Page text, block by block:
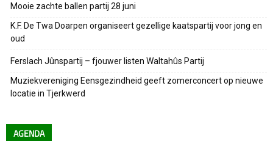
Mooie zachte ballen partij 28 juni
K.F. De Twa Doarpen organiseert gezellige kaatspartij voor jong en
oud
Ferslach Jûnspartij – fjouwer listen Waltahûs Partij
Muziekvereniging Eensgezindheid geeft zomerconcert op nieuwe
locatie in Tjerkwerd
AGENDA